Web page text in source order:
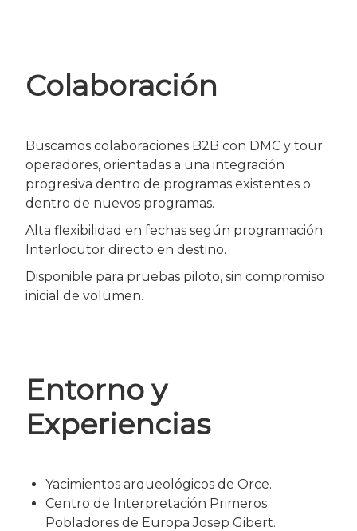
Colaboración
Buscamos colaboraciones B2B con DMC y tour
operadores, orientadas a una integración
progresiva dentro de programas existentes o
dentro de nuevos programas.
Alta flexibilidad en fechas según programación.
Interlocutor directo en destino.
Disponible para pruebas piloto, sin compromiso
inicial de volumen.
Entorno y
Experiencias
Yacimientos arqueológicos de Orce.
Centro de Interpretación Primeros
Pobladores de Europa Josep Gibert.